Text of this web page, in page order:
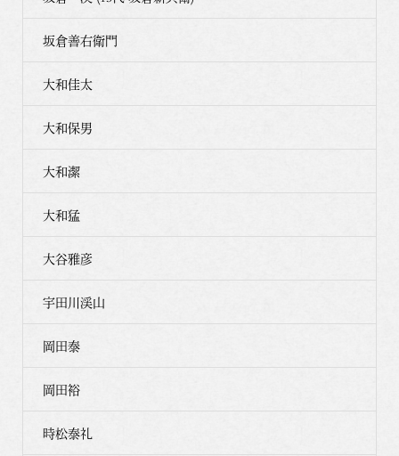
坂倉善右衛門
大和佳太
大和保男
大和潔
大和猛
大谷雅彦
宇田川渓山
岡田泰
岡田裕
時松泰礼